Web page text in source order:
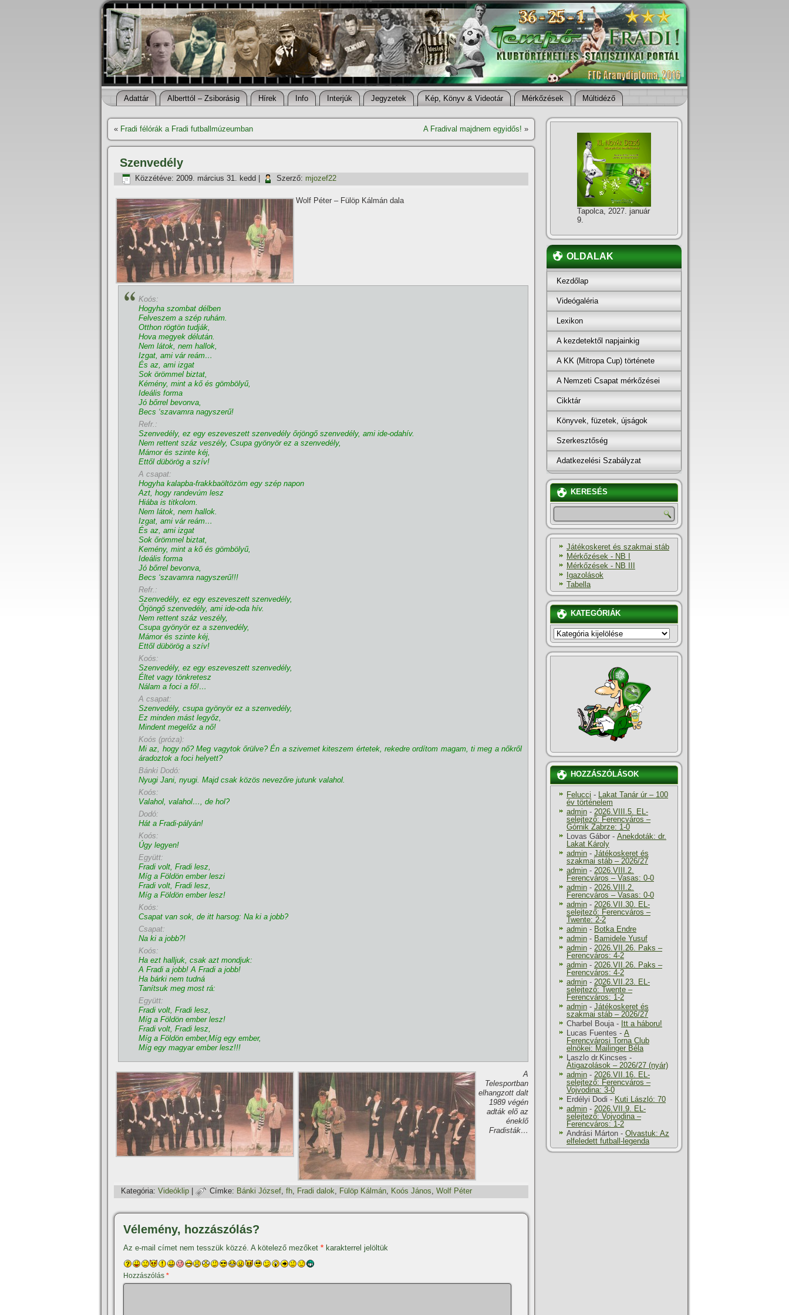
Adattár Alberttól – Zsiborásig Hí­rek Info Interjúk Jegyzetek Kép, Könyv & Videotár Mérkőzések Múltidéző
« Fradi félórák a Fradi futballmúzeumban A Fradival majdnem egyidős! »
Szenvedély
Közzétéve: 2009. március 31. kedd Szerző: mjozef22
Wolf Péter – Fülöp Kálmán dala
Koós:
Hogyha szombat délben
Felveszem a szép ruhám.
Otthon rögtön tudják,
Hova megyek délután.
Nem látok, nem hallok,
Izgat, ami vár reám…
És az, ami izgat
Sok örömmel biztat,
Kémény, mint a kő és gömbölyű,
Ideális forma
Jó bőrrel bevonva,
Becs ‘szavamra nagyszerű!
Refr.:
Szenvedély, ez egy eszeveszett szenvedély őrjöngő szenvedély, ami ide-odahí­v.
Nem rettent száz veszély, Csupa gyönyör ez a szenvedély,
Mámor és szinte kéj,
Ettől dübörög a szí­v!
A csapat:
Hogyha kalapba-frakkbaöltözöm egy szép napon
Azt, hogy randevúm lesz
Hiába is titkolom.
Nem látok, nem hallok.
Izgat, ami vár reám…
És az, ami izgat
Sok őrömmel biztat,
Kemény, mint a kő és gömbölyű,
Ideális forma
Jó bőrrel bevonva,
Becs ‘szavamra nagyszerű!!!
Refr.:
Szenvedély, ez egy eszeveszett szenvedély,
Őrjöngő szenvedély, ami ide-oda hí­v.
Nem rettent száz veszély,
Csupa gyönyör ez a szenvedély,
Mámor és szinte kéj,
Ettől dübörög a szí­v!
Koós:
Szenvedély, ez egy eszeveszett szenvedély,
Éltet vagy tönkretesz
Nálam a foci a fő!…
A csapat:
Szenvedély, csupa gyönyör ez a szenvedély,
Ez minden mást legyőz,
Mindent megelőz a nő!
Koós (próza):
Mi az, hogy nő? Meg vagytok őrülve? Én a szivemet kiteszem értetek, rekedre ordí­tom magam, ti meg a nőkről
áradoztok a foci helyett?
Bánki Dodó:
Nyugi Jani, nyugi. Majd csak közös nevezőre jutunk valahol.
Koós:
Valahol, valahol…, de hol?
Dodó:
Hát a Fradi-pályán!
Koós:
Úgy legyen!
Együtt:
Fradi volt, Fradi lesz,
Mí­g a Földön ember leszi
Fradi volt, Fradi lesz,
Mí­g a Földön ember lesz!
Koós:
Csapat van sok, de itt harsog: Na ki a jobb?
Csapat:
Na ki a jobb?!
Koós:
Ha ezt halljuk, csak azt mondjuk:
A Fradi a jobb! A Fradi a jobb!
Ha bárki nem tudná
Taní­tsuk meg most rá:
Együtt:
Fradi volt, Fradi lesz,
Mí­g a Földön ember lesz!
Fradi volt, Fradi lesz,
Mí­g a Földön ember,Mí­g egy ember,
Mí­g egy magyar ember lesz!!!
A
Telesportban
elhangzott dalt
1989 végén
adták elő az
éneklő
Fradisták…
Kategória: Videóklip Címke: Bánki József, fh, Fradi dalok, Fülöp Kálmán, Koós János, Wolf Péter
Vélemény, hozzászólás?
Az e-mail címet nem tesszük közzé. A kötelező mezőket * karakterrel jelöltük
Hozzászólás *
Tapolca, 2027. január
9.
OLDALAK
Kezdőlap
Videógaléria
Lexikon
A kezdetektől napjainkig
A KK (Mitropa Cup) története
A Nemzeti Csapat mérkőzései
Cikktár
Könyvek, füzetek, újságok
Szerkesztőség
Adatkezelési Szabályzat
KERESÉS
Játékoskeret és szakmai stáb
Mérkőzések - NB I
Mérkőzések - NB III
Igazolások
Tabella
KATEGÓRIÁK
KATEGÓRIÁK
HOZZÁSZÓLÁSOK
Felucci - Lakat Tanár úr – 100
év történelem
admin - 2026.VIII.5. EL-
selejtező: Ferencváros –
Górnik Zabrze: 1-0
Lovas Gábor - Anekdoták: dr.
Lakat Károly
admin - Játékoskeret és
szakmai stáb – 2026/27
admin - 2026.VIII.2.
Ferencváros – Vasas: 0-0
admin - 2026.VIII.2.
Ferencváros – Vasas: 0-0
admin - 2026.VII.30. EL-
selejtező: Ferencváros –
Twente: 2-2
admin - Botka Endre
admin - Bamidele Yusuf
admin - 2026.VII.26. Paks –
Ferencváros: 4-2
admin - 2026.VII.26. Paks –
Ferencváros: 4-2
admin - 2026.VII.23. EL-
selejtező: Twente –
Ferencváros: 1-2
admin - Játékoskeret és
szakmai stáb – 2026/27
Charbel Bouja- Itt a háboru!
Lucas Fuentes - A
Ferencvárosi Torna Club
elnökei: Mailinger Béla
Laszlo dr.Kincses -
Átigazolások – 2026/27 (nyár)
admin - 2026.VII.16. EL-
selejtező: Ferencváros –
Vojvodina: 3-0
Erdélyi Dodi - Kuti László: 70
admin - 2026.VII.9. EL-
selejtező: Vojvodina –
Ferencváros: 1-2
Andrási Márton - Olvastuk: Az
elfeledett futball-legenda